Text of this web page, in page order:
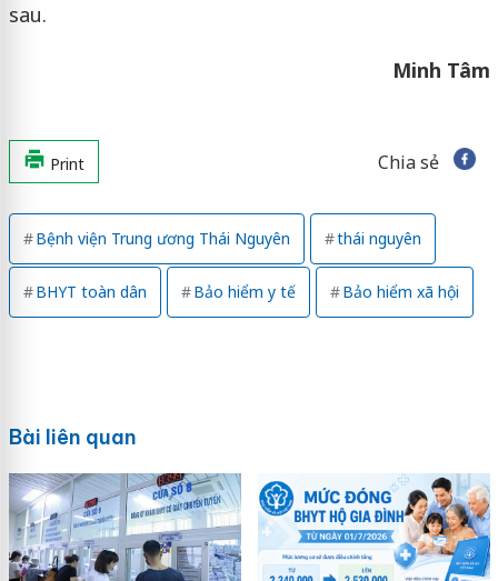
sau.
Minh Tâm
Print Chia sẻ
Bệnh viện Trung ương Thái Nguyên thái nguyên
BHYT toàn dân Bảo hiểm y tế Bảo hiểm xã hội
Bài liên quan